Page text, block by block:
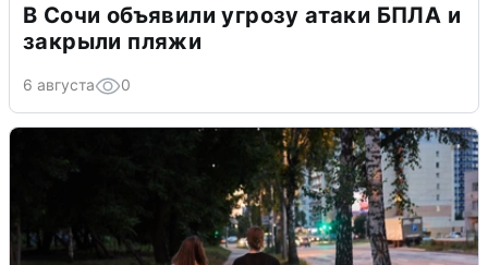
В Сочи объявили угрозу атаки БПЛА и
закрыли пляжи
6 августа 0